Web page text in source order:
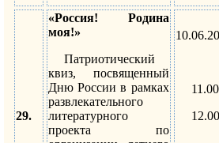
29.
«Россия! Родина
моя!»
Патриотический
квиз, посвященный
Дню России в рамках
развлекательного
литературного
проекта по
11.00
12.00